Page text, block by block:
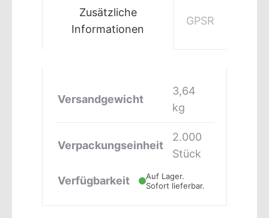
Zusätzliche
Informationen
GPSR
Versandgewicht
3,64
kg
Verpackungseinheit
2.000
Stück
Verfügbarkeit
Auf Lager.
Sofort lieferbar.